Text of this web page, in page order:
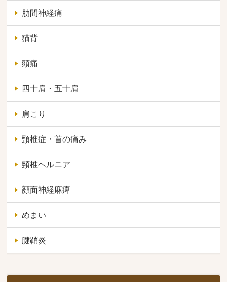
肋間神経痛
猫背
頭痛
四十肩・五十肩
肩こり
頸椎症・首の痛み
頸椎ヘルニア
顔面神経麻痺
めまい
腱鞘炎